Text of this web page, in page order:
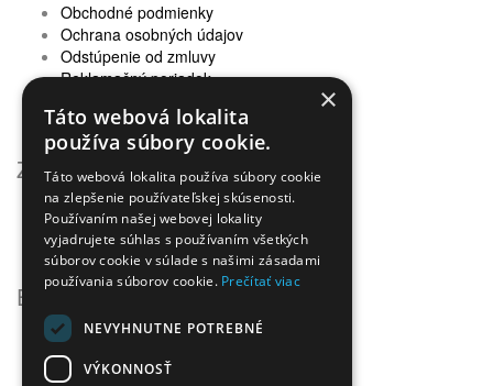
Obchodné podmienky
Ochrana osobných údajov
Odstúpenie od zmluvy
Reklamačný poriadok
Newsletter - ochrana osobných údajov
Zákaznícky servis
Kontaktujte nás
Reklamácie
Mapa stránok
Extra
Výrobcovia
Darčekové poukážky
Partnerský program
×
Táto webová lokalita
používa súbory cookie.
Táto webová lokalita používa súbory cookie
na zlepšenie používateľskej skúsenosti.
Používaním našej webovej lokality
vyjadrujete súhlas s používaním všetkých
súborov cookie v súlade s našimi zásadami
používania súborov cookie. Prečítať viac
NEVYHNUTNE POTREBNÉ
VÝKONNOSŤ